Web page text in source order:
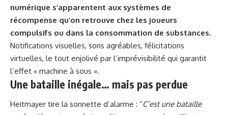
numérique s’apparentent aux systèmes de
récompense qu’on retrouve chez les joueurs
compulsifs ou dans la consommation de substances.
Notifications visuelles, sons agréables, félicitations
virtuelles, le tout enjolivé par l’imprévisibilité qui garantit
l’effet « machine à sous ».
Une bataille inégale… mais pas perdue
Heitmayer tire la sonnette d’alarme : “C’est une bataille